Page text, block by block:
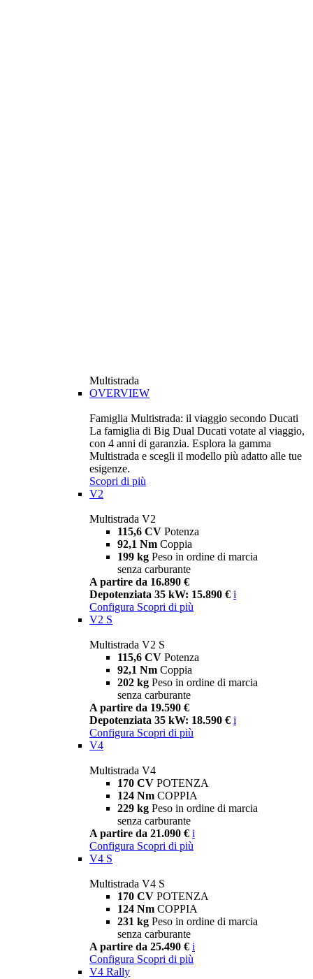
Multistrada
OVERVIEW
Famiglia Multistrada: il viaggio secondo Ducati
La famiglia di Big Dual Ducati votate al viaggio,
con 4 anni di garanzia. Esplora la gamma
Multistrada e scegli il modello più adatto alle tue
esigenze.
Scopri di più
V2
Multistrada V2
115,6 CV Potenza
92,1 Nm Coppia
199 kg Peso in ordine di marcia
senza carburante
A partire da 16.890 €
Depotenziata 35 kW: 15.890 € i
Configura Scopri di più
V2 S
Multistrada V2 S
115,6 CV Potenza
92,1 Nm Coppia
202 kg Peso in ordine di marcia
senza carburante
A partire da 19.590 €
Depotenziata 35 kW: 18.590 € i
Configura Scopri di più
V4
Multistrada V4
170 CV POTENZA
124 Nm COPPIA
229 kg Peso in ordine di marcia
senza carburante
A partire da 21.090 € i
Configura Scopri di più
V4 S
Multistrada V4 S
170 CV POTENZA
124 Nm COPPIA
231 kg Peso in ordine di marcia
senza carburante
A partire da 25.490 € i
Configura Scopri di più
V4 Rally